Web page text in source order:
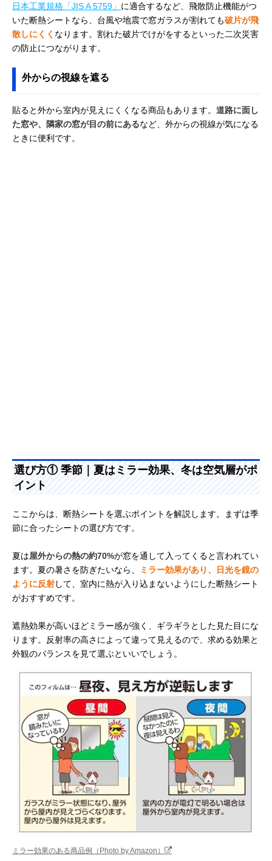
日本工業規格「JIS A 5759」 に適合するなど、飛散防止機能がつ
いた断熱シートなら、台風や地震で窓ガラスが割れても破片が飛
散しにくく なります。割れた破片でけがをするといった二次災害
の防止につながります。
外からの視線を遮る
貼ると外から室内が見えにくくなる商品もあります。 道路に面し
た窓や、隣家の窓が目の前にあるなど、外からの視線が気になる
ときに便利です。
選び方① 季節｜夏はミラー効果、冬は空気層がポ
イント
ここからは、断熱シートを選ぶポイントを解説します。まずは季
節に合ったシートの選び方です。
夏は屋外からの熱の約70%が窓を通して入ってくると言われてい
ます。夏の暑さを防ぎたいなら、
ミラー効果があり、日光を鏡の
ように反射して、室内に熱が入り込まないようにした断熱シート
がおすすめです。
遮熱効果が高いほどミラー感が強く、ギラギラとした見た目にな
ります。反射率の高さによって違って見えるので、求める効果と
外観のバランスを見て選ぶといいでしょう。
ミラー効果のある商品例（Photo by Amazon）